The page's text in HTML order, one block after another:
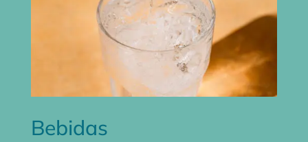
Bebidas